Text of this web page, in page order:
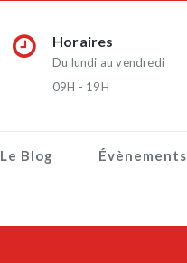
Horaires
Du lundi au vendredi
09H - 19H
Le Blog Évènements